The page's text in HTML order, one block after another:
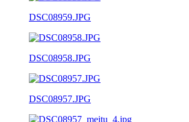
DSC08959.JPG
DSC08958.JPG
DSC08957.JPG